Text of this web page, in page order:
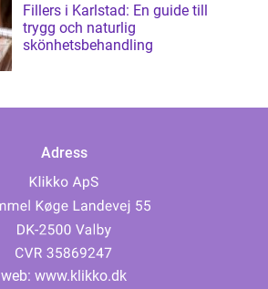
Fillers i Karlstad: En guide till
trygg och naturlig
skönhetsbehandling
Adress
web: www.klikko.dk